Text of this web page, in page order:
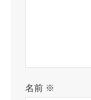
名前 ※